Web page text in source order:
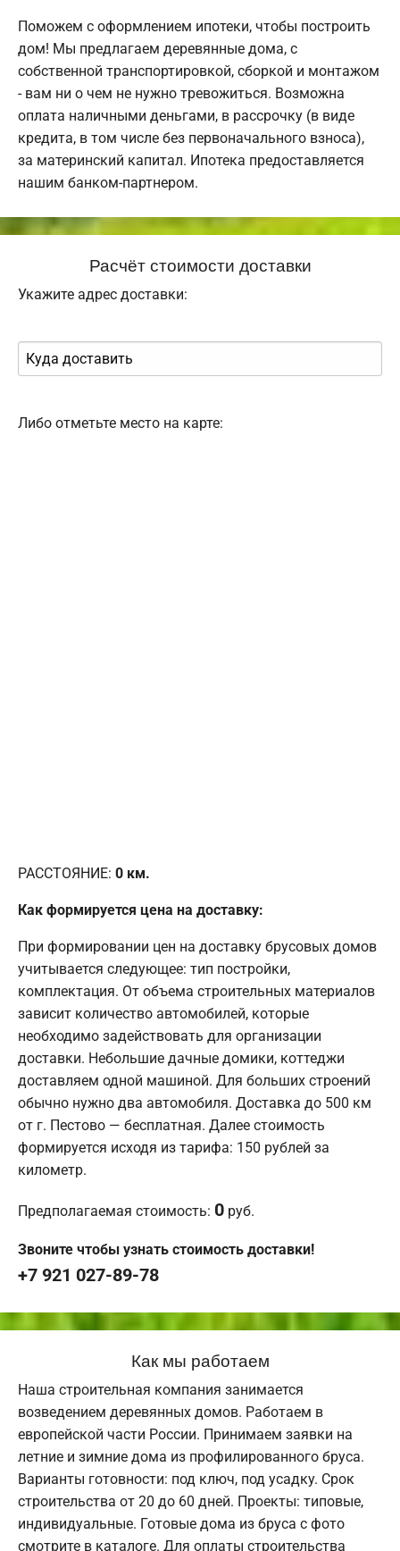
Поможем с оформлением ипотеки, чтобы построить
дом! Мы предлагаем деревянные дома, с
собственной транспортировкой, сборкой и монтажом
- вам ни о чем не нужно тревожиться. Возможна
оплата наличными деньгами, в рассрочку (в виде
кредита, в том числе без первоначального взноса),
за материнский капитал. Ипотека предоставляется
нашим банком-партнером.
Расчёт стоимости доставки
Укажите адрес доставки:
Либо отметьте место на карте:
РАССТОЯНИЕ: 0 км.
Как формируется цена на доставку:
При формировании цен на доставку брусовых домов
учитывается следующее: тип постройки,
комплектация. От объема строительных материалов
зависит количество автомобилей, которые
необходимо задействовать для организации
доставки. Небольшие дачные домики, коттеджи
доставляем одной машиной. Для больших строений
обычно нужно два автомобиля. Доставка до 500 км
от г. Пестово — бесплатная. Далее стоимость
формируется исходя из тарифа: 150 рублей за
километр.
Предполагаемая стоимость: 0 руб.
Звоните чтобы узнать стоимость доставки!
+7 921 027-89-78
Как мы работаем
Наша строительная компания занимается
возведением деревянных домов. Работаем в
европейской части России. Принимаем заявки на
летние и зимние дома из профилированного бруса.
Варианты готовности: под ключ, под усадку. Срок
строительства от 20 до 60 дней. Проекты: типовые,
индивидуальные. Готовые дома из бруса с фото
смотрите в каталоге. Для оплаты строительства